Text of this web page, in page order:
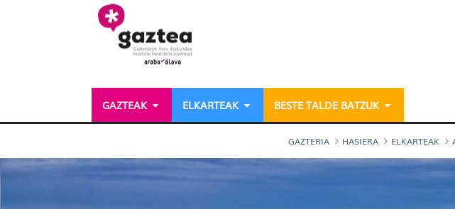
Eduki nagusira joan
GAZTEAK ELKARTEAK BESTE TALDE BATZUK
Aisialdiko hezkuntza jarduerak -
GAZTERIA HASIERA ELKARTEAK